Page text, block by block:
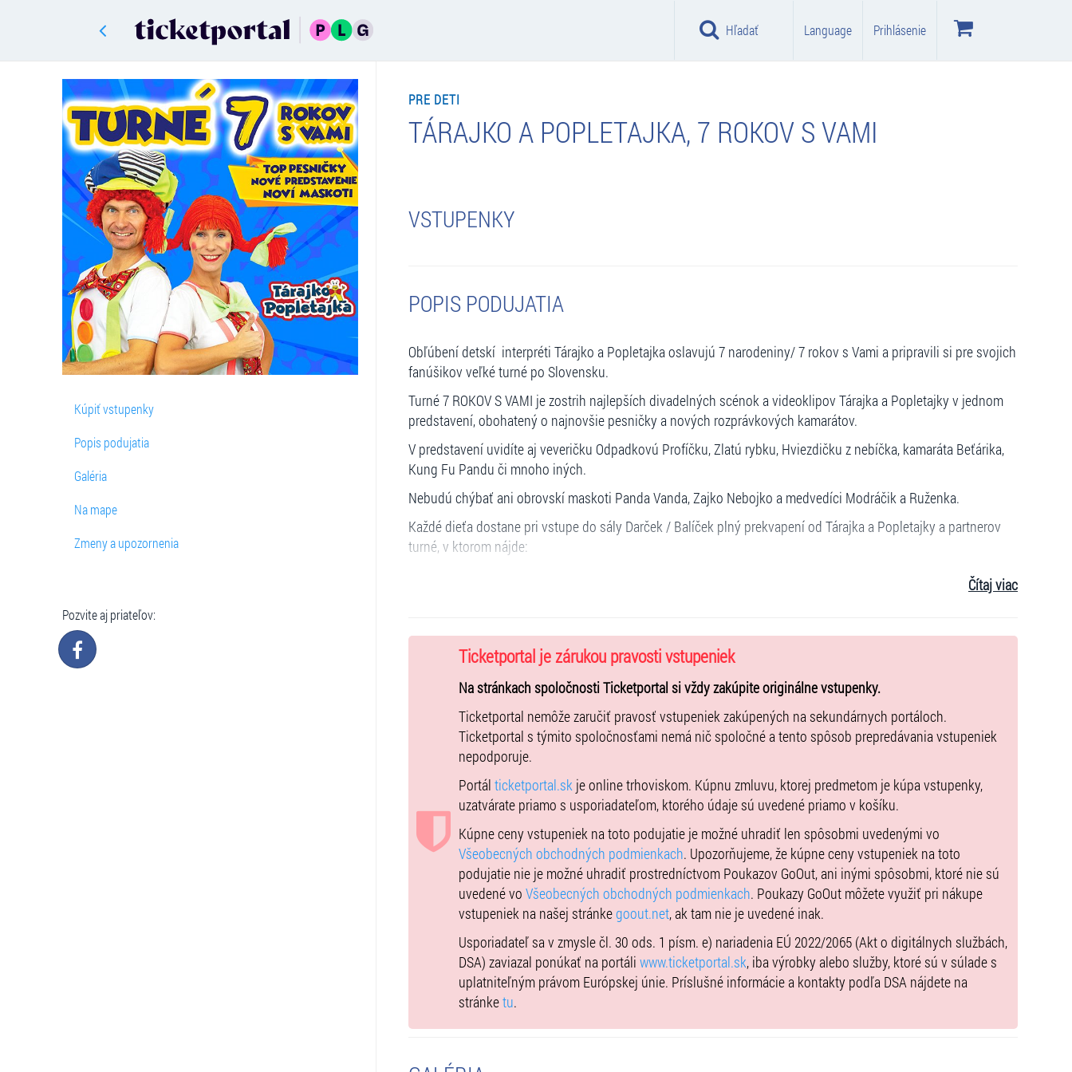
Hľadať Language Prihlásenie
Kúpiť vstupenky
Popis podujatia
Galéria
Na mape
Zmeny a upozornenia
Pozvite aj priateľov:
PRE DETI
TÁRAJKO A POPLETAJKA, 7 ROKOV S VAMI
VSTUPENKY
POPIS PODUJATIA
Obľúbení detskí interpréti Tárajko a Popletajka oslavujú 7 narodeniny/ 7 rokov s Vami a pripravili si pre svojich
fanúšikov veľké turné po Slovensku.
Turné 7 ROKOV S VAMI je zostrih najlepších divadelných scénok a videoklipov Tárajka a Popletajky v jednom
predstavení, obohatený o najnovšie pesničky a nových rozprávkových kamarátov.
V predstavení uvidíte aj veveričku Odpadkovú Profíčku, Zlatú rybku, Hviezdičku z nebíčka, kamaráta Beťárika,
Kung Fu Pandu či mnoho iných.
Nebudú chýbať ani obrovskí maskoti Panda Vanda, Zajko Nebojko a medvedíci Modráčik a Ruženka.
Každé dieťa dostane pri vstupe do sály Darček / Balíček plný prekvapení od Tárajka a Popletajky a partnerov
turné, v ktorom nájde:
Hracie kartičky od ALBI
Ovocné organické lízanky od YUMEARTH
Detský časopis Enviráčik, Maxík alebo Zvonček od vydavateľstva DAXE
Novú veľkú omaľovánku vrátane podpisovej kartičky od TÁRAJKO A POPLETAJKA
A mnoho iných prekvapení
Pred predstavením bude pre deti pripravená hracia zóna s animátormi, maskotmi a hrami od ALBI.
Oplatí sa teda prísť na predstavenie skôr.
Po predstavení sa budú môcť detičky odfotiť s hercami pri fotostene a pohodlne sa usadiť na sedacích vakoch
od TULI alebo v historickom autíčku od PEDALPLANET.
Poďme spoločne osláviť naše 7 narodeniny!!!
Tešíme sa na všetkých našich fanúšikov, malých aj VEĽKÝCH.
Vaši kamaráti Tárajko a Popletajka
Predstavenie trvá približne 50-55 minút a je vhodné pre všetkých od 1 roku.
Každá osoba, dospelý aj dieťa bez ohľadu na vek musí mať platnú vstupenku.
Zľavy a vstupenky pre deti: Bez zľavy - každý účastník podujatia musí mať zakúpenú platnú vstupenku bez
Čítaj viac
Ticketportal je zárukou pravosti vstupeniek
Na stránkach spoločnosti Ticketportal si vždy zakúpite originálne vstupenky.
Ticketportal nemôže zaručiť pravosť vstupeniek zakúpených na sekundárnych portáloch.
Ticketportal s týmito spoločnosťami nemá nič spoločné a tento spôsob prepredávania vstupeniek
nepodporuje.
Portál ticketportal.skje online trhoviskom. Kúpnu zmluvu, ktorej predmetom je kúpa vstupenky,
uzatvárate priamo s usporiadateľom, ktorého údaje sú uvedené priamo v košíku.
Kúpne ceny vstupeniek na toto podujatie je možné uhradiť len spôsobmi uvedenými vo
Všeobecných obchodných podmienkach. Upozorňujeme, že kúpne ceny vstupeniek na toto
podujatie nie je možné uhradiť prostredníctvom Poukazov GoOut, ani inými spôsobmi, ktoré nie sú
uvedené vo Všeobecných obchodných podmienkach. Poukazy GoOut môžete využiť pri nákupe
vstupeniek na našej stránkegoout.net, ak tam nie je uvedené inak.
Usporiadateľ sa v zmysle čl. 30 ods. 1 písm. e) nariadenia EÚ 2022/2065 (Akt o digitálnych službách,
DSA) zaviazal ponúkať na portáli www.ticketportal.sk, iba výrobky alebo služby, ktoré sú v súlade s
uplatniteľným právom Európskej únie. Príslušné informácie a kontakty podľa DSA nájdete na
stránketu.